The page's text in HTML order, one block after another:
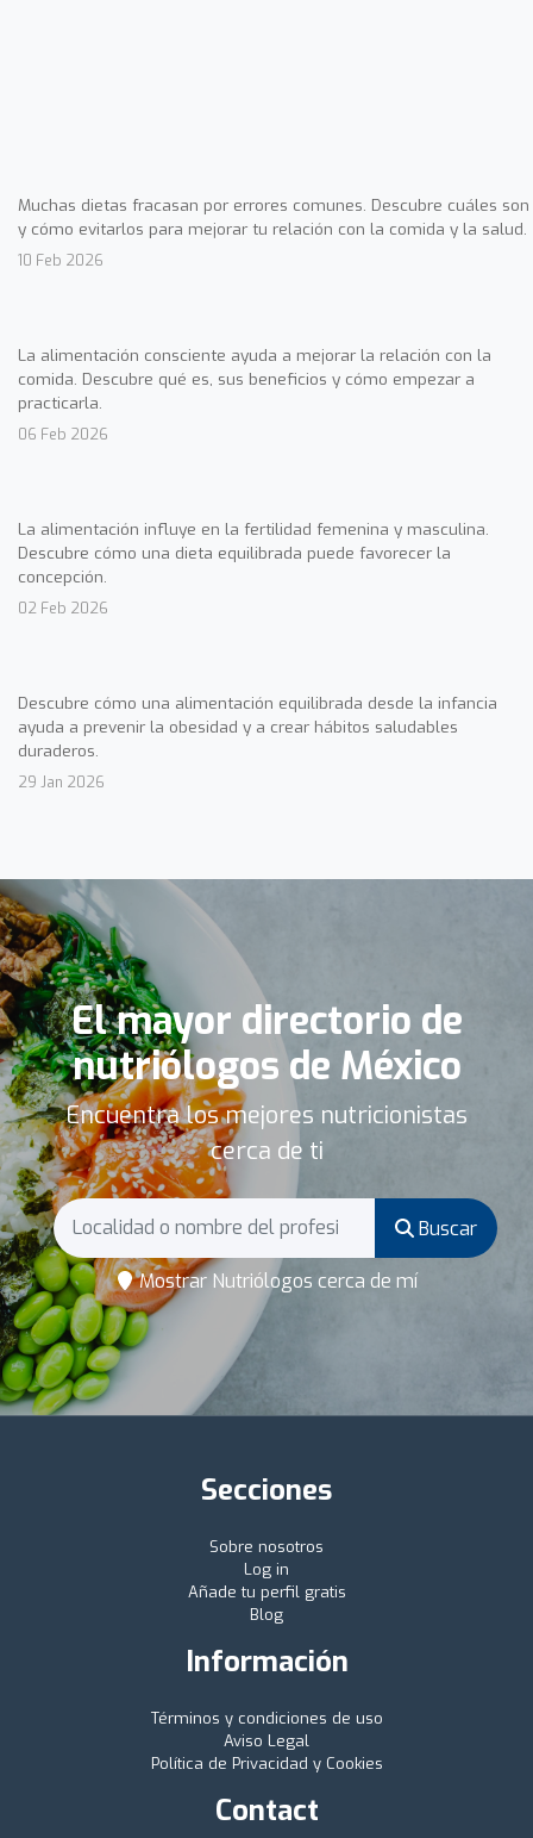
Muchas dietas fracasan por errores comunes. Descubre cuáles son
y cómo evitarlos para mejorar tu relación con la comida y la salud.
10 Feb 2026
La alimentación consciente ayuda a mejorar la relación con la
comida. Descubre qué es, sus beneficios y cómo empezar a
practicarla.
06 Feb 2026
La alimentación influye en la fertilidad femenina y masculina.
Descubre cómo una dieta equilibrada puede favorecer la
concepción.
02 Feb 2026
Descubre cómo una alimentación equilibrada desde la infancia
ayuda a prevenir la obesidad y a crear hábitos saludables
duraderos.
29 Jan 2026
El mayor directorio de
nutriólogos de México
Encuentra los mejores nutricionistas
cerca de ti
Buscar
Mostrar Nutriólogos cerca de mí
Secciones
Sobre nosotros
Log in
Añade tu perfil gratis
Blog
Información
Términos y condiciones de uso
Aviso Legal
Política de Privacidad y Cookies
Contact